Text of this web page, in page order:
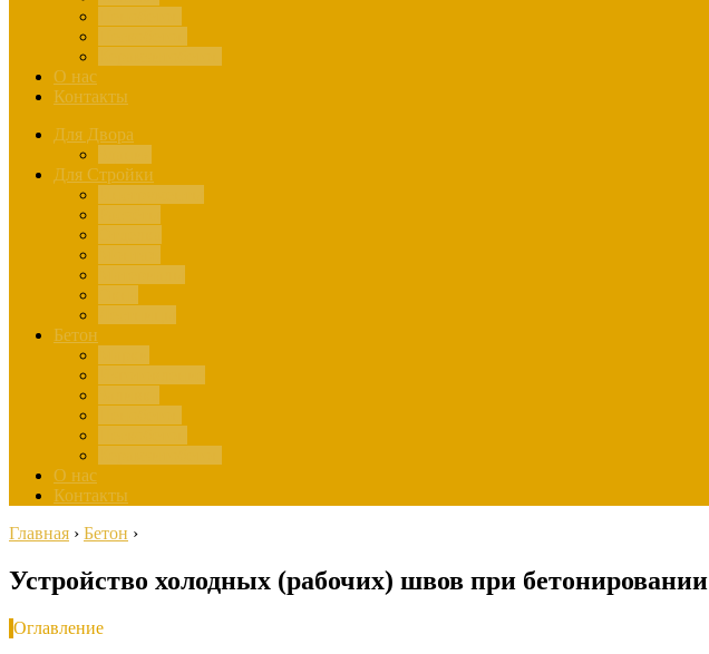
О нас
Контакты
Для Двора
Для Стройки
Бетон
О нас
Контакты
Главная › Бетон ›
Устройство холодных (рабочих) швов при бетонировании
Оглавление